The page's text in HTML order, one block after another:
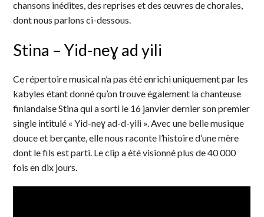
chansons inédites, des reprises et des œuvres de chorales,
dont nous parlons ci-dessous.
Stina – Yid-neɣ ad yili
Ce répertoire musical n’a pas été enrichi uniquement par les
kabyles étant donné qu’on trouve également la chanteuse
finlandaise Stina qui a sorti le 16 janvier dernier son premier
single intitulé « Yid-neɣ ad-d-yili ». Avec une belle musique
douce et berçante, elle nous raconte l’histoire d’une mère
dont le fils est parti. Le clip a été visionné plus de 40 000
fois en dix jours.